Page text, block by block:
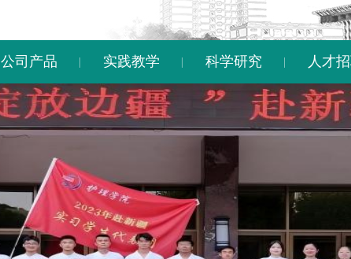
公司产品 实践教学 科学研究 人才